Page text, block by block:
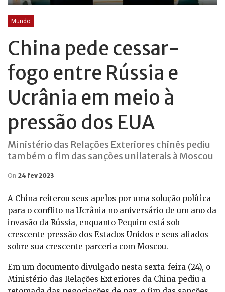
Mundo
China pede cessar-
fogo entre Rússia e
Ucrânia em meio à
pressão dos EUA
Ministério das Relações Exteriores chinês pediu
também o fim das sanções unilaterais à Moscou
On 24 fev 2023
A China reiterou seus apelos por uma solução política
para o conflito na Ucrânia no aniversário de um ano da
invasão da Rússia, enquanto Pequim está sob
crescente pressão dos Estados Unidos e seus aliados
sobre sua crescente parceria com Moscou.
Em um documento divulgado nesta sexta-feira (24), o
Ministério das Relações Exteriores da China pediu a